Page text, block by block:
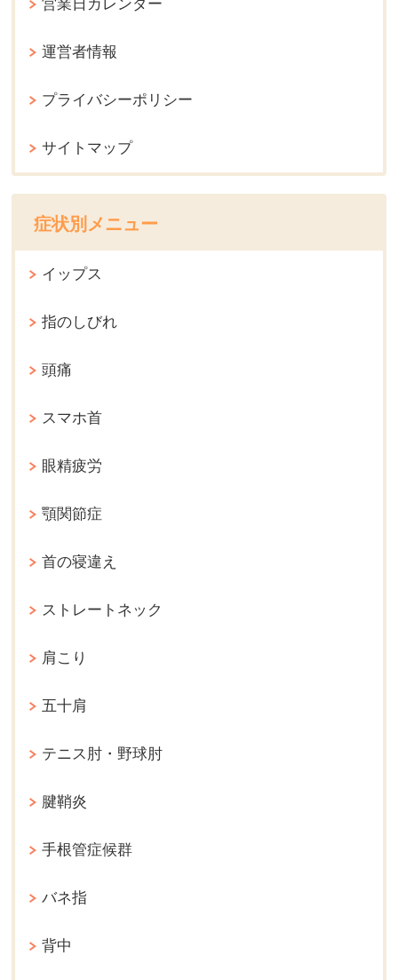
営業日カレンダー
運営者情報
プライバシーポリシー
サイトマップ
症状別メニュー
イップス
指のしびれ
頭痛
スマホ首
眼精疲労
顎関節症
首の寝違え
ストレートネック
肩こり
五十肩
テニス肘・野球肘
腱鞘炎
手根管症候群
バネ指
背中